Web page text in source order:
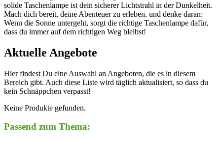
⁤solide Taschenlampe ist dein sicherer Lichtstrahl ⁤in‌ der Dunkelheit.
⁣Mach dich bereit, ⁤deine Abenteuer zu erleben, und denke daran:
Wenn ⁣die‌ Sonne untergeht, sorgt ​die richtige Taschenlampe dafür,
dass du immer auf dem richtigen Weg bleibst!
Aktuelle Angebote
Hier findest Du eine Auswahl an Angeboten, die es in diesem
Bereich gibt. Auch diese Liste wird täglich aktualisiert, so dass du
kein Schnäppchen verpasst!
Keine Produkte gefunden.
Passend zum Thema: